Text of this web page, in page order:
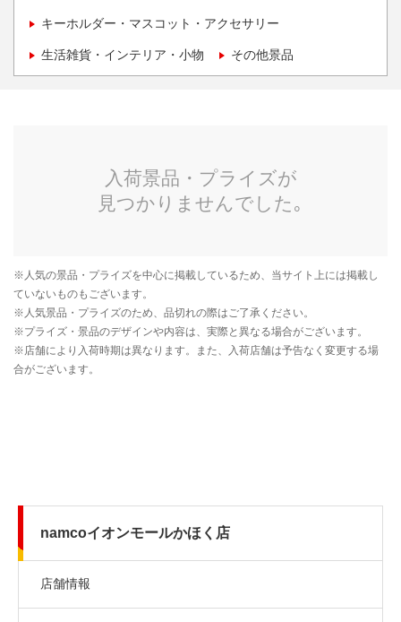
キーホルダー・マスコット・アクセサリー
生活雑貨・インテリア・小物 その他景品
namcoイオンモールかほく店
店舗情報